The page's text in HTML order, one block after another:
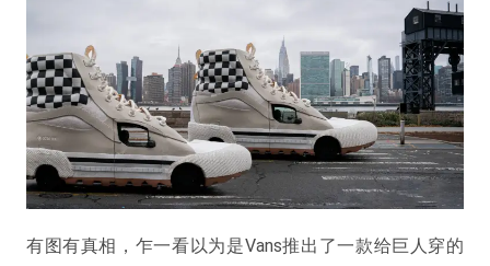
有图有真相，乍一看以为是Vans推出了一款给巨人穿的